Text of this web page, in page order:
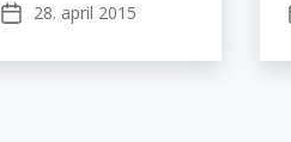
Indlægsdato
28. april 2015